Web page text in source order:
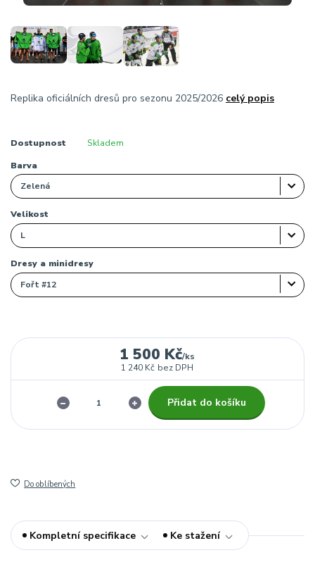
Replika oficiálních dresů pro sezonu 2025/2026 celý popis
Dostupnost Skladem
Barva
Velikost
Dresy a minidresy
1 500 Kč/ks
1 240 Kč bez DPH
Přidat do košíku
Do oblíbených
Kompletní specifikace Ke stažení